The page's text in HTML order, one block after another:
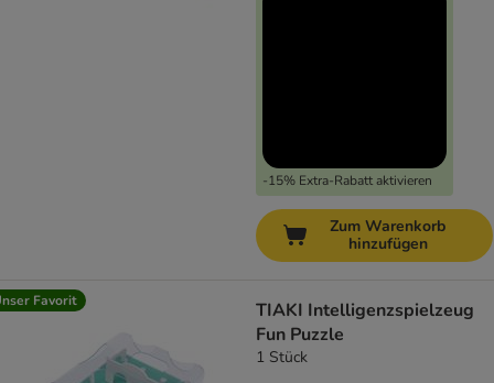
-15% Extra-Rabatt aktivieren
Zum Warenkorb
hinzufügen
Favorit
TIAKI Intelligenzspielzeug
Fun Puzzle
1 Stück